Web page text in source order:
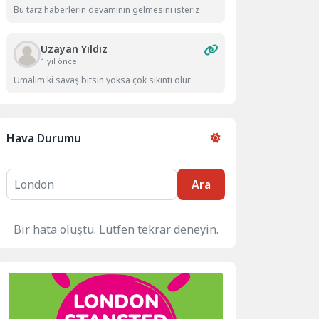
Bu tarz haberlerin devamının gelmesini isteriz
Uzayan Yıldız
1 yıl önce
Umalım ki savaş bitsin yoksa çok sıkıntı olur
Hava Durumu
Ara
Bir hata oluştu. Lütfen tekrar deneyin.